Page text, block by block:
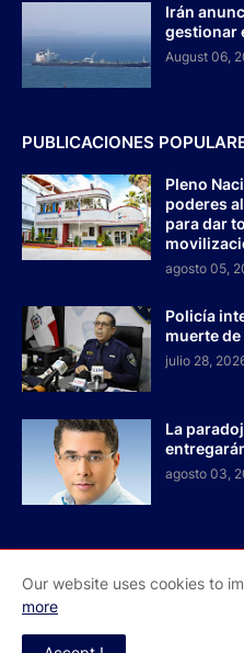
Irán
gestionar
August 06,
PUBLICACIONES
Pleno
poderes
para dar
agosto 05,
Policía
muerte
julio 28,
La
agosto 03,
Inicio Acerca de
Our website uses cookies to
more